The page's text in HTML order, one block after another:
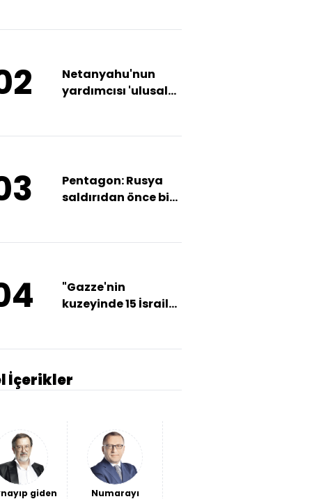
İçerikler
giden
Numarayı
Netanyahu'nun
yardımcısı 'ulusal
suçlanıyor
Pentagon: Rusya
saldırıdan önce bizi
"Gazze'nin
kuzeyinde 15 İsrail